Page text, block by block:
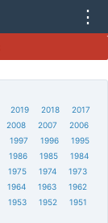
⋮
2019 2018
2017
2008 2007
2006
1997 1996
1995
1986 1985
1984
1975 1974
1973
1964 1963
1962
1953 1952
1951